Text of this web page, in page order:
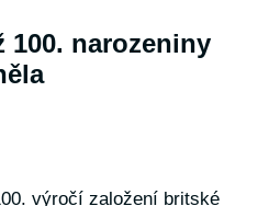
narozeniny